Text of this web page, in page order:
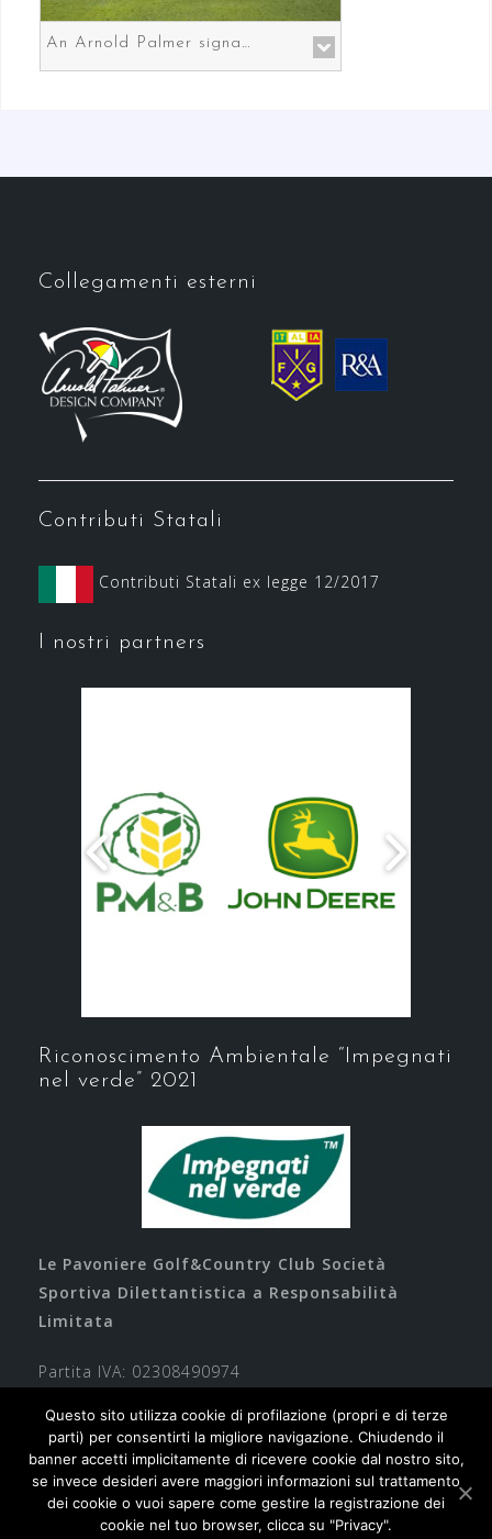
An Arnold Palmer signature course in Prato the gateway to Florence
Collegamenti esterni
Contributi Statali
Contributi Statali ex legge 12/2017
I nostri partners
Riconoscimento Ambientale “Impegnati
nel verde” 2021
Le Pavoniere Golf&Country Club Società
Sportiva Dilettantistica a Responsabilità
Limitata
Partita IVA: 02308490974
Contatti Privacy Cookie
Questo sito utilizza cookie di profilazione (propri e di terze
parti) per consentirti la migliore navigazione. Chiudendo il
banner accetti implicitamente di ricevere cookie dal nostro sito,
se invece desideri avere maggiori informazioni sul trattamento
dei cookie o vuoi sapere come gestire la registrazione dei
cookie nel tuo browser, clicca su "Privacy".